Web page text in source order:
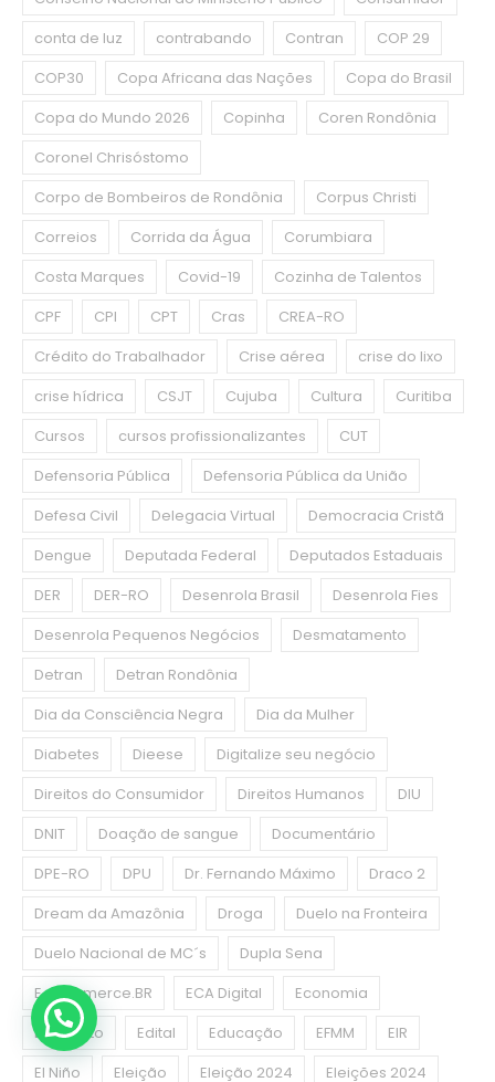
conta de luz
contrabando Contran
COP 29
COP30
Copa Africana das Nações
Copa do Brasil
Copa do Mundo 2026
Copinha
Coren Rondônia
Coronel Chrisóstomo
Corpo de Bombeiros de Rondônia
Corpus Christi
Correios
Corrida da Água
Corumbiara
Costa Marques
Covid-19
Cozinha de Talentos
CPF
CPI CPT Cras
CREA-RO
Crédito do Trabalhador
Crise aérea
crise do lixo
crise hídrica
CSJT Cujuba Cultura
Curitiba
Cursos
cursos profissionalizantes
CUT
Defensoria Pública
Defensoria Pública da União
Defesa Civil
Delegacia Virtual
Democracia Cristã
Dengue
Deputada Federal
Deputados Estaduais
DER
DER-RO Desenrola Brasil
Desenrola Fies
Desenrola Pequenos Negócios
Desmatamento
Detran
Detran Rondônia
Dia da Consciência Negra
Dia da Mulher
Diabetes
Dieese
Digitalize seu negócio
Direitos do Consumidor
Direitos Humanos
DIU
DNIT
Doação de sangue
Documentário
DPE-RO
DPU Dr. Fernando Máximo
Draco 2
Dream da Amazônia
Droga
Duelo na Fronteira
Duelo Nacional de MC´s
Dupla Sena
E-commerce.BR
ECA Digital
Economia
Ecoponto
Edital Educação EFMM
EIR
El Niño
Eleição Eleição 2024 Eleições 2024